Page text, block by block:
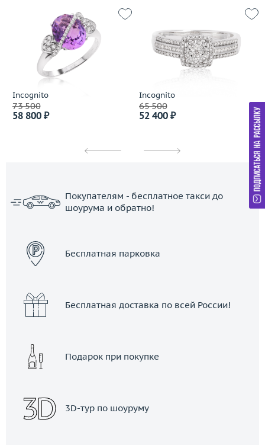
Incognito
73 500
58 800 ₽
Incognito
65 500
52 400 ₽
Покупателям - бесплатное такси до
шоурума и обратно!
Бесплатная парковка
Бесплатная доставка по всей России!
Подарок при покупке
3D-тур по шоуруму